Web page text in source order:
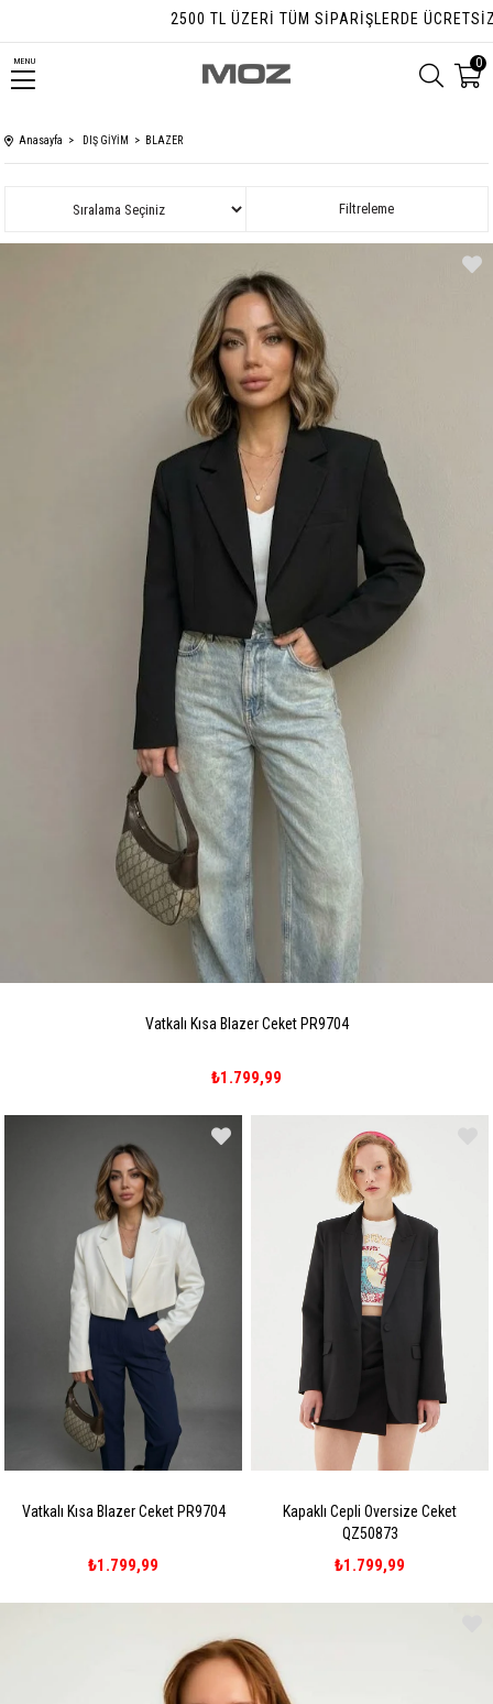
2500 TL ÜZERI TÜM SIPARIŞLERDE ÜCRETSIZ
MENU 0
Anasayfa DIŞ GİYİM BLAZER
Filtreleme
Sıralama
Vatkalı Kısa Blazer Ceket PR9704
₺1.799,99
Vatkalı Kısa Blazer Ceket PR9704
₺1.799,99
Kapaklı Cepli Oversize Ceket
QZ50873
₺1.799,99